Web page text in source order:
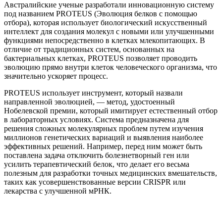
Австралийские ученые разработали инновационную систему
под названием PROTEUS (Эволюция белков с помощью
отбора), которая использует биологический искусственный
интеллект для создания молекул с новыми или улучшенными
функциями непосредственно в клетках млекопитающих. В
отличие от традиционных систем, основанных на
бактериальных клетках, PROTEUS позволяет проводить
эволюцию прямо внутри клеток человеческого организма, что
значительно ускоряет процесс.
PROTEUS использует инструмент, который назвали
направленной эволюцией, — метод, удостоенный
Нобелевской премии, который имитирует естественный отбор
в лабораторных условиях. Система предназначена для
решения сложных молекулярных проблем путем изучения
миллионов генетических вариаций и выявления наиболее
эффективных решений. Например, перед ним может быть
поставлена задача отключить болезнетворный ген или
усилить терапевтический белок, что делает его весьма
полезным для разработки точных медицинских вмешательств,
таких как усовершенствованные версии CRISPR или
лекарства с улучшенной мРНК.